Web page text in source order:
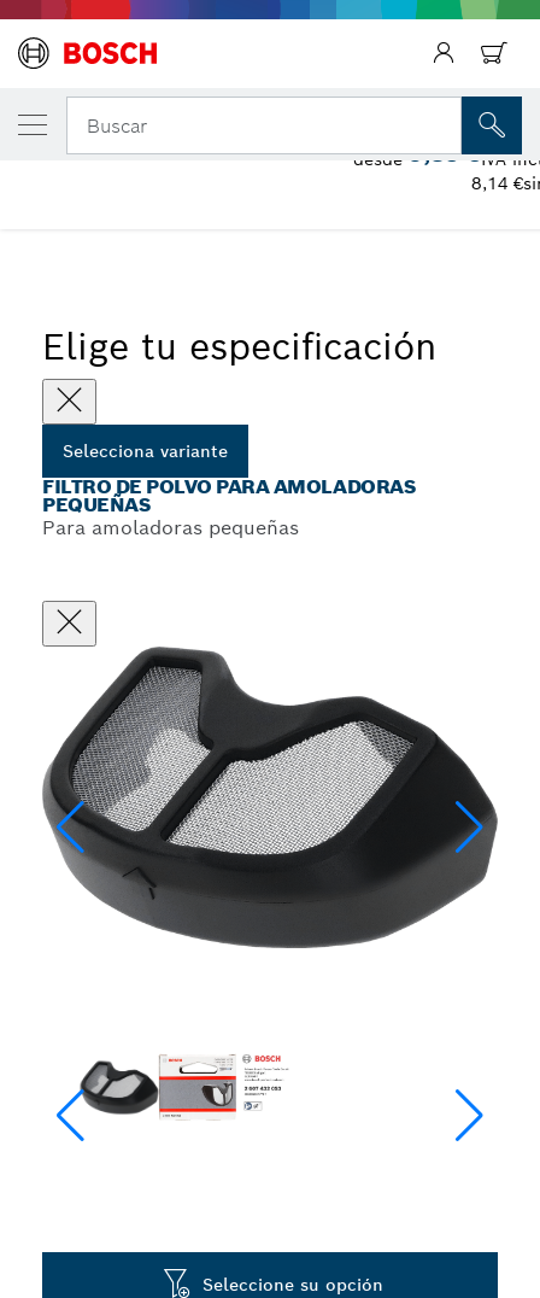
Buscar
Filtro de protección antipolvo para amoladoras angulares
Elige tu especificación
Selecciona variante
FILTRO DE POLVO PARA AMOLADORAS
PEQUEÑAS
Para amoladoras pequeñas
Seleccione su opción
TU VARIANTE SELECCIONADA
Filtro de polvo para amoladoras pequeñas
desde9,85 €IVA
8,14 €